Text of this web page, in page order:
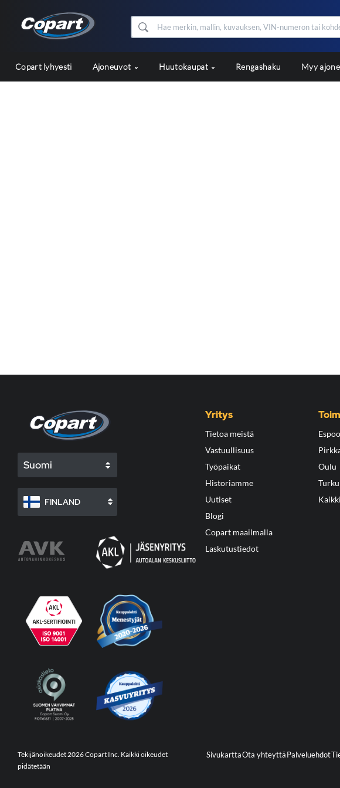
Copart lyhyesti Ajoneuvot Huutokaupat Rengashaku Myy
Suomi
FINLAND
Yritys
Tietoa meistä
Vastuullisuus
Työpaikat
Historiamme
Uutiset
Blogi
Copart maailmalla
Laskutustiedot
Espoo
Oulu
Turku
Tekijänoikeudet 2026 Copart Inc. Kaikki oikeudet
pidätetään
SivukarttaOta yhteyttäPalveluehdot